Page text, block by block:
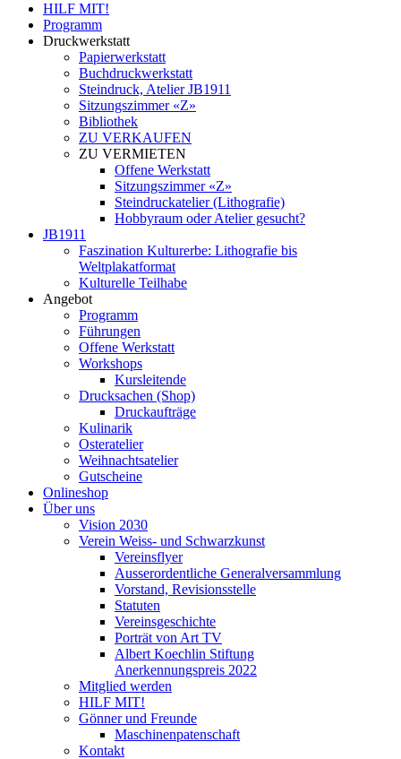
HILF MIT!
Programm
Druckwerkstatt
Papierwerkstatt
Buchdruckwerkstatt
Steindruck, Atelier JB1911
Sitzungszimmer «Z»
Bibliothek
ZU VERKAUFEN
ZU VERMIETEN
Offene Werkstatt
Sitzungszimmer «Z»
Steindruckatelier (Lithografie)
Hobbyraum oder Atelier gesucht?
JB1911
Faszination Kulturerbe: Lithografie bis
Weltplakatformat
Kulturelle Teilhabe
Angebot
Programm
Führungen
Offene Werkstatt
Workshops
Kursleitende
Drucksachen (Shop)
Druckaufträge
Kulinarik
Osteratelier
Weihnachtsatelier
Gutscheine
Onlineshop
Über uns
Vision 2030
Verein Weiss- und Schwarzkunst
Vereinsflyer
Ausserordentliche Generalversammlung
Vorstand, Revisionsstelle
Statuten
Vereinsgeschichte
Porträt von Art TV
Albert Koechlin Stiftung
Anerkennungspreis 2022
Mitglied werden
HILF MIT!
Gönner und Freunde
Maschinenpatenschaft
Kontakt